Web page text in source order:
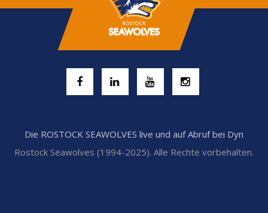
Die ROSTOCK SEAWOLVES live und auf Abruf bei Dyn
Rostock Seawolves (1994-2025). Alle Rechte vorbehalten.